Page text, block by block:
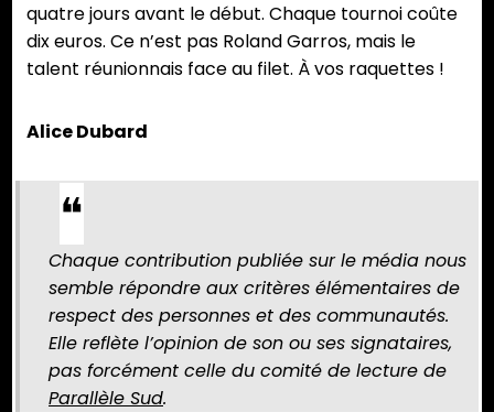
quatre jours avant le début. Chaque tournoi coûte
dix euros. Ce n’est pas Roland Garros, mais le
talent réunionnais face au filet. À vos raquettes !
Alice Dubard
Chaque contribution publiée sur le média nous
semble répondre aux critères élémentaires de
respect des personnes et des communautés.
Elle reflète l’opinion de son ou ses signataires,
pas forcément celle du comité de lecture de
Parallèle Sud.